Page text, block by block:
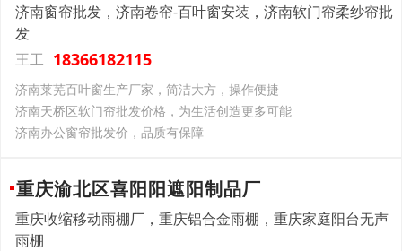
济南窗帘批发，济南卷帘-百叶窗安装，济南软门帘柔纱帘批
发
王工 18366182115
济南莱芜百叶窗生产厂家，简洁大方，操作便捷
济南‌天桥区软门帘批发价格，为生活创造更多可能
济南办公窗帘批发价，品质有保障
重庆渝北区喜阳阳遮阳制品厂
重庆收缩移动雨棚厂，重庆铝合金雨棚，重庆家庭阳台无声
雨棚